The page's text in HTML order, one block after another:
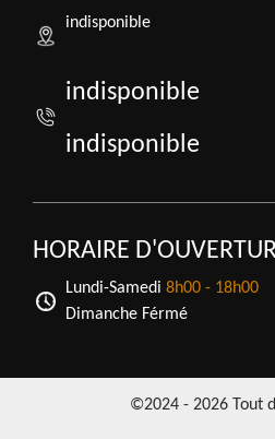
indisponible
indisponible
indisponible
HORAIRE
Lundi-Samedi 8h00 - 18h00
Dimanche Férmé
©2024 - 2026 Tout